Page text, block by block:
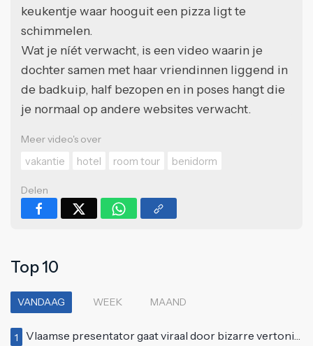
keukentje waar hooguit een pizza ligt te
schimmelen.
Wat je níét verwacht, is een video waarin je
dochter samen met haar vriendinnen liggend in
de badkuip, half bezopen en in poses hangt die
je normaal op andere websites verwacht.
Meer video's over
vakantie
hotel room tour benidorm
Delen
Top 10
VANDAAG WEEK MAAND
1 Vlaamse presentator gaat viraal door bizarre vertoning op live televisie: "Helemaal stijf van de bloem"